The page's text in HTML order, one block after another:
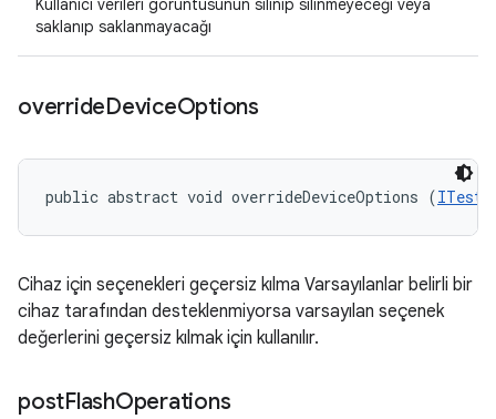
Kullanıcı verileri görüntüsünün silinip silinmeyeceği veya
saklanıp saklanmayacağı
overrideDeviceOptions
public abstract void overrideDeviceOptions (
Cihaz için seçenekleri geçersiz kılma Varsayılanlar belirli bir
cihaz tarafından desteklenmiyorsa varsayılan seçenek
değerlerini geçersiz kılmak için kullanılır.
postFlashOperations